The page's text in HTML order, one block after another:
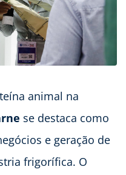
animal na
se destaca como
e geração de
frigorífica. O